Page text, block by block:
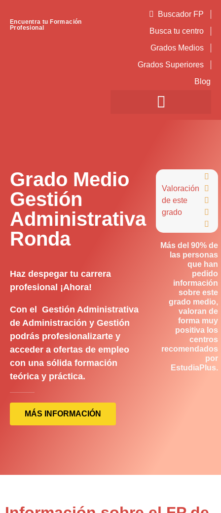
Encuentra tu Formación
Profesional
Buscador FP
Busca tu centro
Grados Medios
Grados Superiores
Blog
Grado Medio
Gestión
Administrativa
Ronda
Haz despegar tu carrera
profesional ¡Ahora!
Con el Gestión Administrativa
de Administración y Gestión
podrás profesionalizarte y
acceder a ofertas de empleo
con una sólida formación
teórica y práctica.
MÁS INFORMACIÓN
Valoración
de este
grado





Más del 90% de
las personas
que han
pedido
información
sobre este
grado medio,
valoran de
forma muy
positiva los
centros
recomendados
por
EstudiaPlus.